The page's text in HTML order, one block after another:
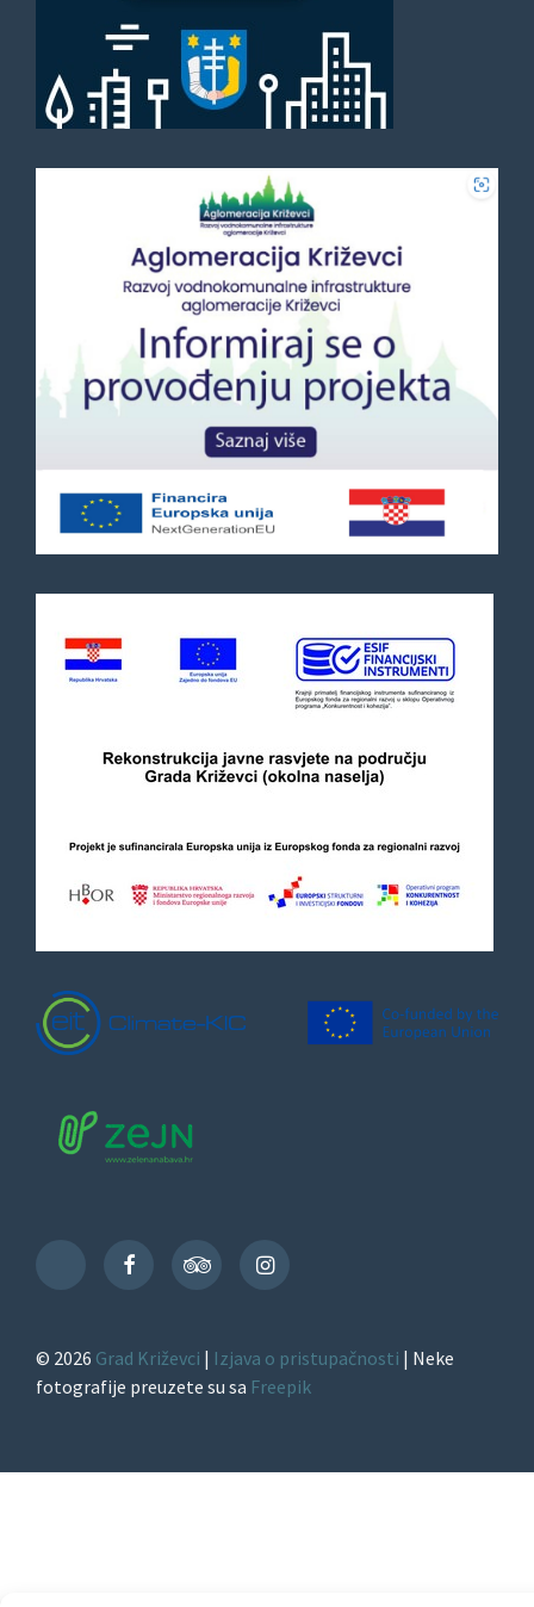
TikTok
FacebookTripAdvisorInstagram
© 2026 Grad Križevci | Izjava o pristupačnosti | Neke
fotografije preuzete su sa Freepik